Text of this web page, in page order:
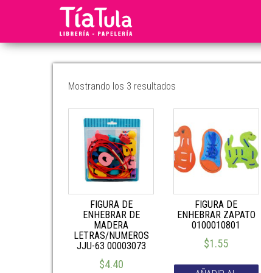
Mostrando los 3 resultados
FIGURA DE
ENHEBRAR DE
MADERA
LETRAS/NUMEROS
JJU-63 00003073
$4.40
FIGURA DE
ENHEBRAR ZAPATO
0100010801
$1.55